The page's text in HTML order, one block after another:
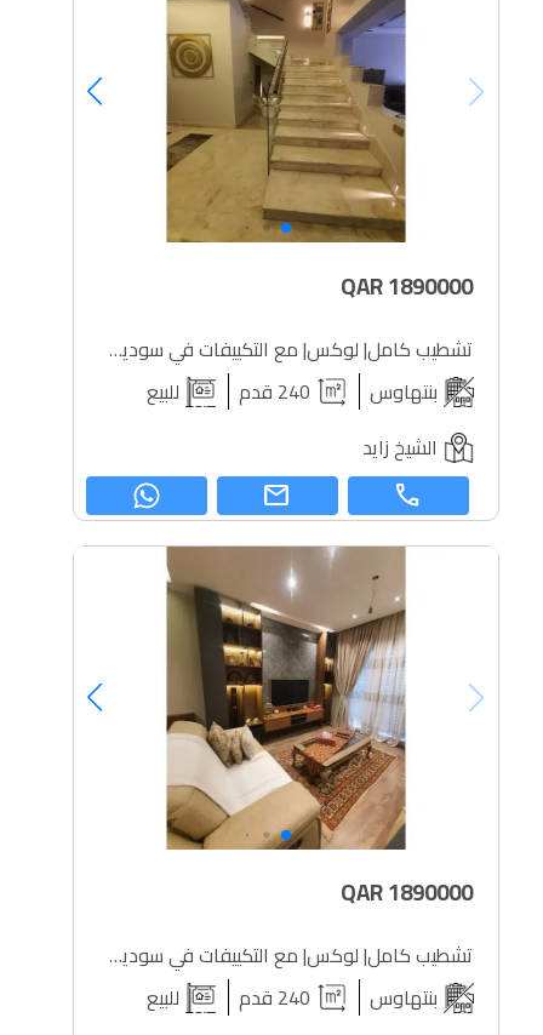
1890000
تشطيب كامل| لوكس| مع التكييفات في سوديك ويست تاون
بنتهاوس
للبيع
الشيخ زايد
call
mail
1890000
تشطيب كامل| لوكس| مع التكييفات في سوديك ويست تاون
بنتهاوس
للبيع